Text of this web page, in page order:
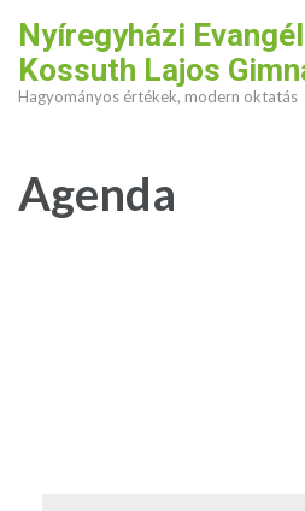
content
(Press
Nyíregyházi
Kossuth Lajos
Hagyományos értékek, modern oktatás
Agenda